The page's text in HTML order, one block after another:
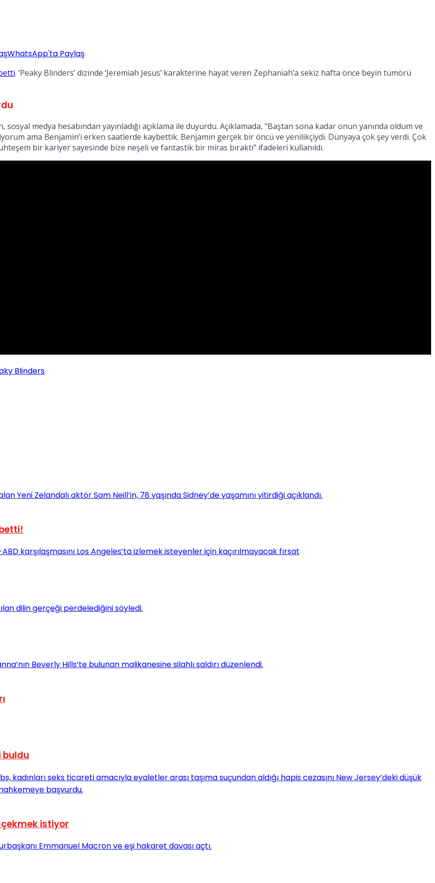
WhatsApp'ta Paylaş
. ‘Peaky Blinders’ dizinde ‘Jeremiah Jesus’ karakterine hayat veren Zephaniah’a sekiz hafta önce beyin tümörü
medya hesabından yayınladığı açıklama ile duyurdu. Açıklamada, “Baştan sona kadar onun yanında oldum ve
ama Benjamin’i erken saatlerde kaybettik. Benjamin gerçek bir öncü ve yenilikçiydi. Dünyaya çok şey verdi. Çok
bir kariyer sayesinde bize neşeli ve fantastik bir miras bıraktı” ifadeleri kullanıldı.
Blinders
buldu
çekmek istiyor